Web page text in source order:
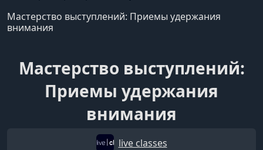
Мастерство выступлений: Приемы удержания
внимания
Мастерство выступлений:
Приемы удержания
внимания
live classes